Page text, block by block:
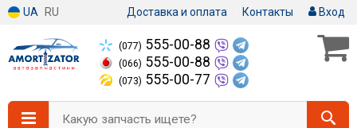
UA RU Доставка и оплата Контакты Вход
(077) 555-00-88
(066) 555-00-88
(073) 555-00-77
Какую запчасть ищете?